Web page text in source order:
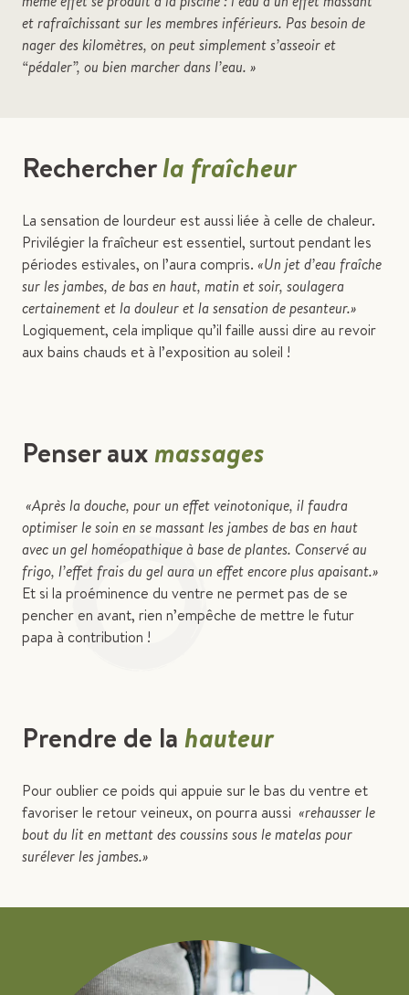
et rafraîchissant sur les membres inférieurs. Pas besoin de
nager des kilomètres, on peut simplement s’asseoir et
“pédaler”, ou bien marcher dans l’eau. »
Rechercherla fraîcheur
La sensation de lourdeur est aussi liée à celle de chaleur.
Privilégier la fraîcheur est essentiel, surtout pendant les
périodes estivales, on l’aura compris. «Un jet d’eau fraîche
sur les jambes, de bas en haut, matin et soir, soulagera
certainement et la douleur et la sensation de pesanteur.»
Logiquement, cela implique qu’il faille aussi dire au revoir
aux bains chauds et à l’exposition au soleil !
Penser auxmassages
«Après la douche, pour un effet veinotonique, il faudra
optimiser le soin en se massant les jambes de bas en haut
avec un gel homéopathique à base de plantes. Conservé au
frigo, l’effet frais du gel aura un effet encore plus apaisant.»
Et si la proéminence du ventre ne permet pas de se
pencher en avant, rien n’empêche de mettre le futur
papa à contribution !
Prendre de lahauteur
Pour oublier ce poids qui appuie sur le bas du ventre et
favoriser le retour veineux, on pourra aussi «rehausser le
bout du lit en mettant des coussins sous le matelas pour
surélever les jambes.»